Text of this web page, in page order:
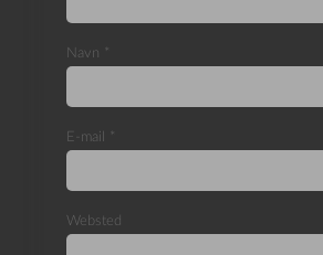
Navn *
E-mail *
Websted